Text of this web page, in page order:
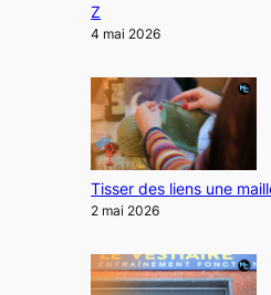
Z
4 mai 2026
Tisser des liens une
2 mai 2026